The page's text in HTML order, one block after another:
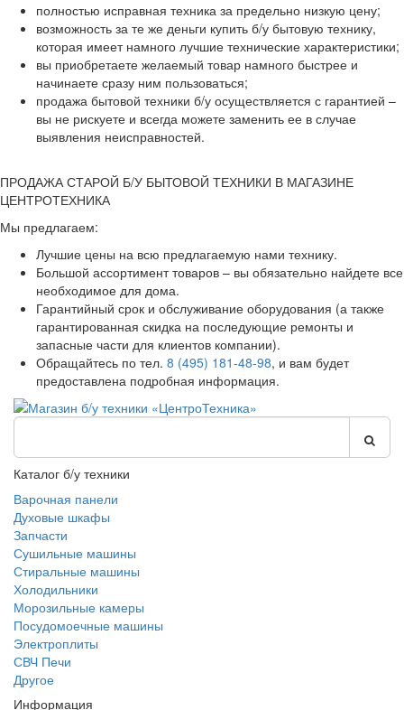
полностью исправная техника за предельно низкую цену;
возможность за те же деньги купить б/у бытовую технику,
которая имеет намного лучшие технические характеристики;
вы приобретаете желаемый товар намного быстрее и
начинаете сразу ним пользоваться;
продажа бытовой техники б/у осуществляется с гарантией –
вы не рискуете и всегда можете заменить ее в случае
выявления неисправностей.
ПРОДАЖА СТАРОЙ Б/У БЫТОВОЙ ТЕХНИКИ В МАГАЗИНЕ
ЦЕНТРОТЕХНИКА
Мы предлагаем:
Лучшие цены на всю предлагаемую нами технику.
Большой ассортимент товаров – вы обязательно найдете все
необходимое для дома.
Гарантийный срок и обслуживание оборудования (а также
гарантированная скидка на последующие ремонты и
запасные части для клиентов компании).
Обращайтесь по тел. 8 (495) 181-48-98, и вам будет
предоставлена подробная информация.
Каталог б/у техники
Варочная панели
Духовые шкафы
Запчасти
Сушильные машины
Стиральные машины
Холодильники
Морозильные камеры
Посудомоечные машины
Электроплиты
СВЧ Печи
Другое
Информация